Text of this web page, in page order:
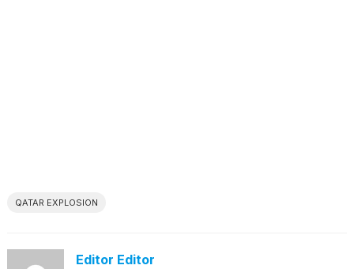
QATAR EXPLOSION
Editor Editor